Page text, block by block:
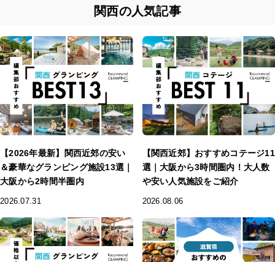
関西の人気記事
【2026年最新】関西近郊の安い
＆豪華なグランピング施設13選｜
大阪から2時間半圏内
2026.07.31
【関西近郊】おすすめコテージ11
選｜大阪から3時間圏内！大人数
や安い人気施設をご紹介
2026.08.06